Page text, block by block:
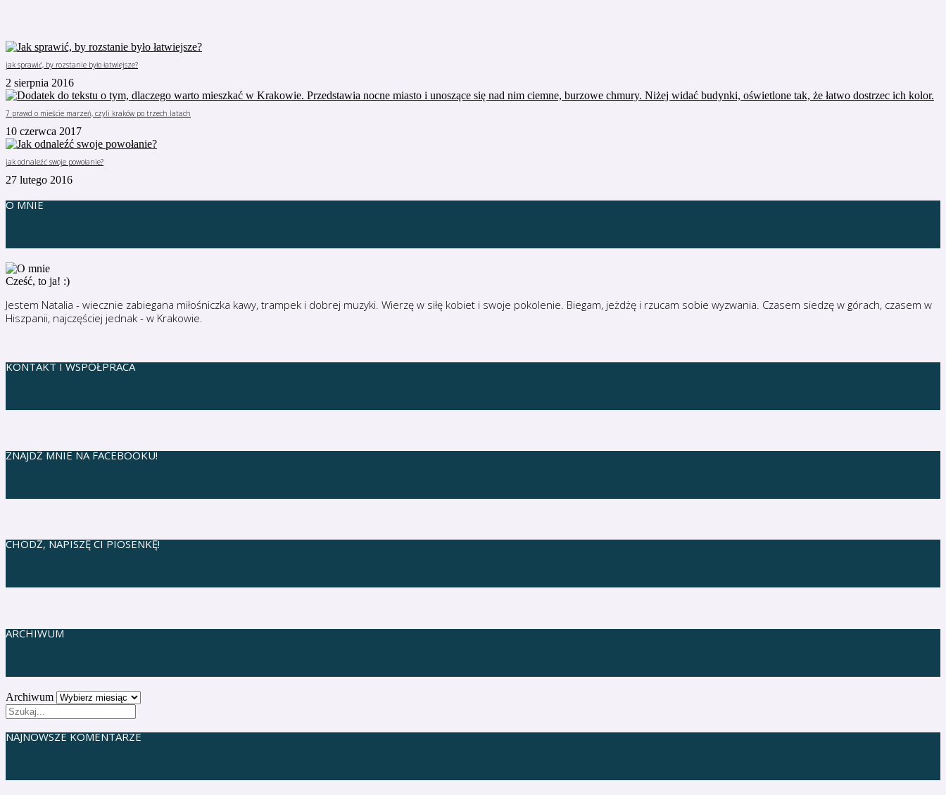
jak sprawić, by rozstanie było łatwiejsze?
2 sierpnia 2016
7 prawd o mieście marzeń, czyli kraków po trzech latach
10 czerwca 2017
jak odnaleźć swoje powołanie?
27 lutego 2016
O MNIE
Cześć, to ja! :)
Jestem Natalia - wiecznie zabiegana miłośniczka kawy, trampek i dobrej muzyki. Wierzę w siłę kobiet i swoje pokolenie. Biegam, jeżdżę i rzucam sobie wyzwania. Czasem siedzę w górach, czasem w
Hiszpanii, najczęściej jednak - w Krakowie.
KONTAKT I WSPÓŁPRACA
ZNAJDŹ MNIE NA FACEBOOKU!
CHODŹ, NAPISZĘ CI PIOSENKĘ!
ARCHIWUM
Archiwum
NAJNOWSZE KOMENTARZE